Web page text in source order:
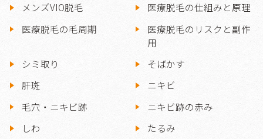
メンズVIO脱毛
医療脱毛の仕組みと原理
医療脱毛の毛周期
医療脱毛のリスクと副作
用
シミ取り
そばかす
肝斑
ニキビ
毛穴・ニキビ跡
ニキビ跡の赤み
しわ
たるみ